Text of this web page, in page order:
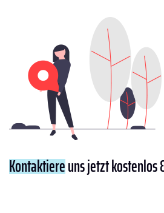
Kontaktiereuns jetzt